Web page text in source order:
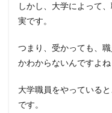
しかし、大学によって
実です。
つまり、受かっても、
かわからないんですよね
大学職員をやっている
です。